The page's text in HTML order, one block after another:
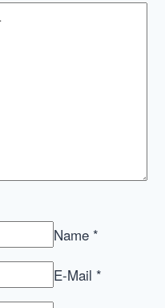
Name *
E-Mail *